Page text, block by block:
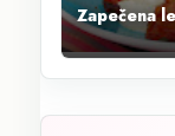
Zapečena